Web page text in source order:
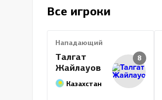
Все игроки
Нападающий
Талгат
Жайлауов
Казахстан
8